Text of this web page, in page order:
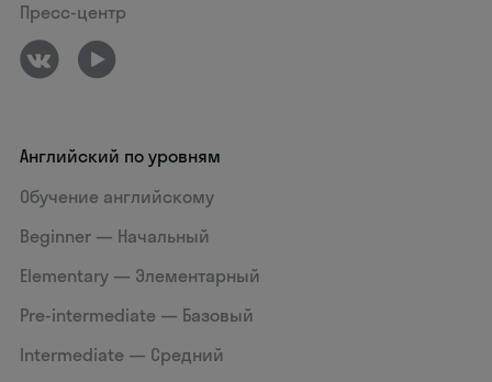
Пресс-центр
Английский по уровням
Обучение английскому
Beginner — Начальный
Elementary — Элементарный
Pre-intermediate — Базовый
Intermediate — Средний